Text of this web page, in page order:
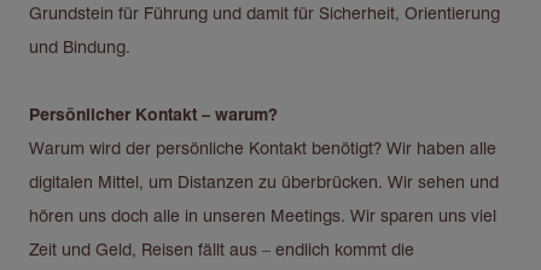
Grundstein für Führung und damit für Sicherheit, Orientierung
und Bindung.
Persönlicher Kontakt – warum?
Warum wird der persönliche Kontakt benötigt? Wir haben alle
digitalen Mittel, um Distanzen zu überbrücken. Wir sehen und
hören uns doch alle in unseren Meetings. Wir sparen uns viel
Zeit und Geld, Reisen fällt aus – endlich kommt die